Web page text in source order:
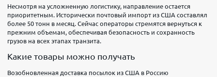
Несмотря на усложненную логистику, направление остается
приоритетным. Исторически почтовый импорт из США составлял
более 50 тонн в месяц. Сейчас операторы стремятся вернуться к
прежним объемам, обеспечивая безопасность и сохранность
грузов на всех этапах транзита.
Какие товары можно получать
Возобновленная доставка посылок из США в Россию